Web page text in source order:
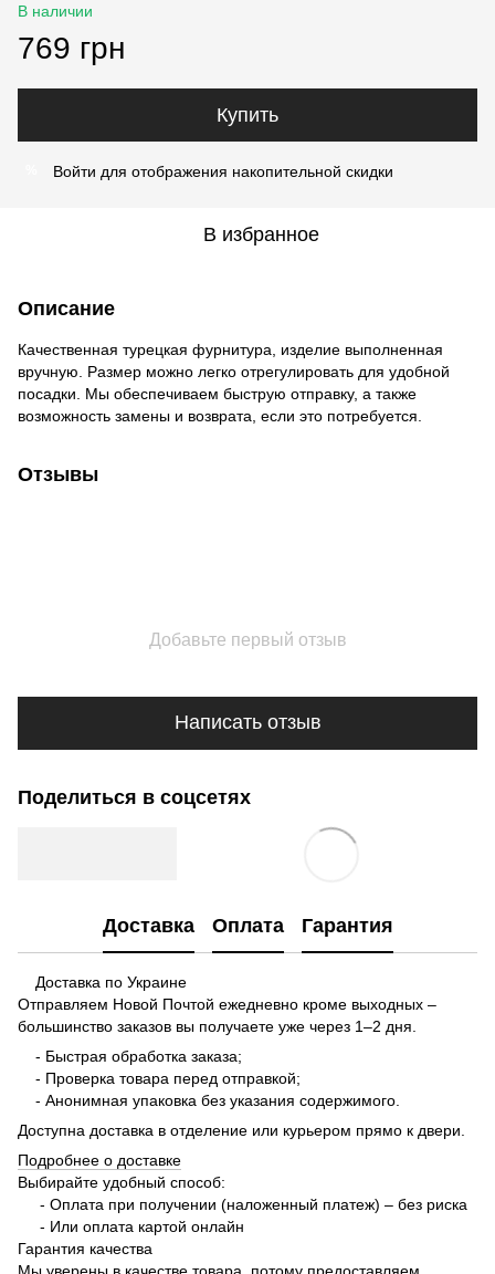
В наличии
769 грн
Купить
Войти для отображения накопительной скидки
В избранное
Описание
Качественная турецкая фурнитура, изделие выполненная
вручную. Размер можно легко отрегулировать для удобной
посадки. Мы обеспечиваем быструю отправку, а также
возможность замены и возврата, если это потребуется.
Отзывы
Добавьте первый отзыв
Написать отзыв
Поделиться в соцсетях
Доставка Оплата Гарантия
Доставка по Украине
Отправляем Новой Почтой ежедневно кроме выходных –
большинство заказов вы получаете уже через 1–2 дня.
- Быстрая обработка заказа;
- Проверка товара перед отправкой;
- Анонимная упаковка без указания содержимого.
Доступна доставка в отделение или курьером прямо к двери.
Подробнее о доставке
Выбирайте удобный способ:
- Оплата при получении (наложенный платеж) – без риска
- Или оплата картой онлайн
Гарантия качества
Мы уверены в качестве товара, потому предоставляем